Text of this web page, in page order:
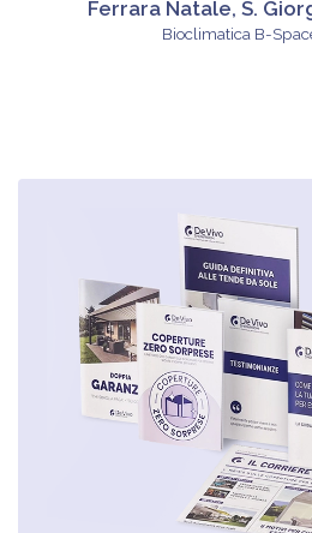
Ferrara Natale, S.
Bioclimatica B-